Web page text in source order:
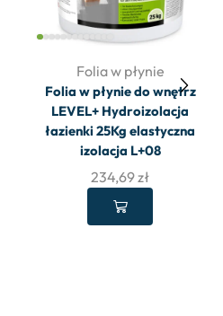
Folia w płynie
Folia w płynie do wnętrz
LEVEL+ Hydroizolacja
łazienki 25Kg elastyczna
izolacja L+08
234,69zł